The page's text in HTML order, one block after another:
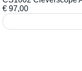
€ 97,00